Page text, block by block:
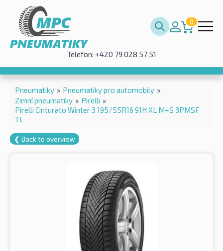
0
Telefon: +420 79 028 57 51
Pneumatiky » Pneumatiky pro automobily »
Zimní pneumatiky » Pirelli »
Pirelli Cinturato Winter 3 195/55R16 91H XL M+S 3PMSF
TL
❮ Back to overview